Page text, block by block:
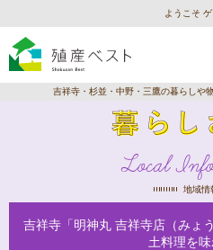
ようこそ
吉祥寺・杉並・中野・三鷹の暮らしや
Local
地域情
吉祥寺「明神丸 吉祥寺店（みょ
土料理を